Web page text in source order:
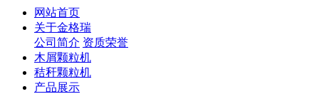
网站首页
关于金格瑞
公司简介 资质荣誉
木屑颗粒机
秸秆颗粒机
产品展示